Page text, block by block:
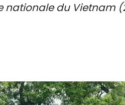
nationale du Vietnam